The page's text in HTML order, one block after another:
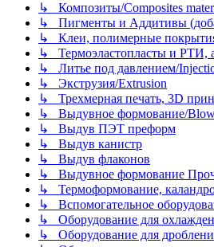
↳ Композиты/Сomposites
↳ Пигменты и Аддитивы
↳ Клеи, полимерные покрытия
↳ Термоэластопласты и РТИ, а
↳ Литье под давлением/
↳ Экструзия/Extrusion
↳ Трехмерная печать, 3D
↳ Выдувное формование/
↳ Выдув ПЭТ преформ
↳ Выдув канистр
↳ Выдув флаконов
↳ Выдувное формование
↳ Термоформование,
↳ Вспомогательное
↳ Оборудование для
↳ Оборудование для